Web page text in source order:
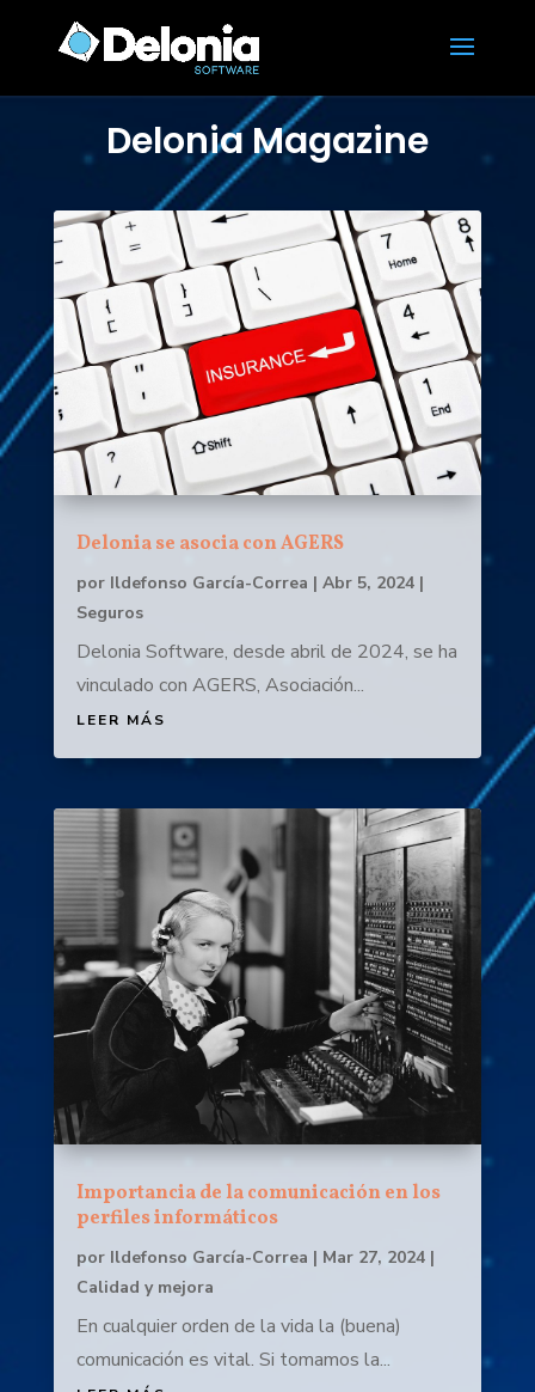
Delonia Magazine
Delonia se asocia con AGERS
por Ildefonso García-Correa | Abr 5, 2024|
Seguros
Delonia Software, desde abril de 2024, se ha
vinculado con AGERS, Asociación...
LEER MÁS
Importancia de la comunicación en los
perfiles informáticos
por Ildefonso García-Correa | Mar 27, 2024|
Calidad y mejora
En cualquier orden de la vida la (buena)
comunicación es vital. Si tomamos la...